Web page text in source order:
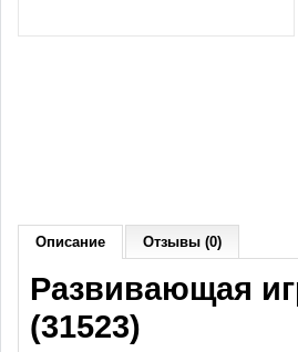
Описание Отзывы (0)
Развивающая
(31523)